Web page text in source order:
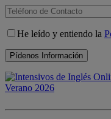
He leído y entiendo la